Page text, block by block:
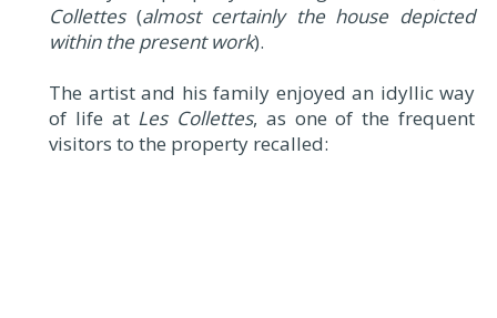
Collettes(almost certainly the house depicted
within the present work).
The artist and his family enjoyed an idyllic way
of life at Les Collettes, as one of the frequent
visitors to the property recalled: